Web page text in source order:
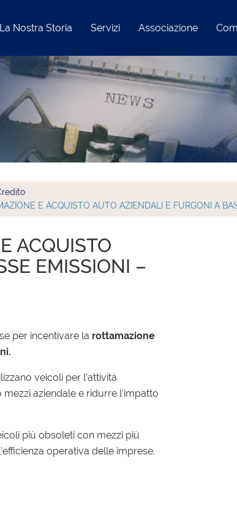
La Nostra Storia Servizi Associazione
E ACQUISTO AUTO AZIENDALI E FURGONI A
ACQUISTO
EMISSIONI –
per incentivare la rottamazione
veicoli per l’attività
aziendale e ridurre l’impatto
più obsoleti con mezzi più
operativa delle imprese.